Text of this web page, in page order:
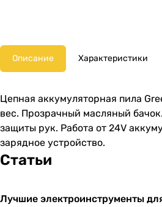
Описание Характеристики
Цепная аккумуляторная пила
вес. Прозрачный масляный
защиты рук. Работа от 24V
зарядное устройство.
Статьи
Лучшие электроинструменты